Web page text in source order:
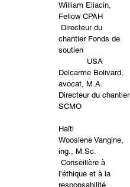
William Eliacin,
Fellow CPAH
Directeur du
chantier Fonds de
soutien
USA
Delcarme Bolivard,
avocat, M.A.
Directeur du chantier
SCMO
Haïti
Wooslene Vangine,
ing., M.Sc.
Conseillère à
l’éthique et à la
responsabilité